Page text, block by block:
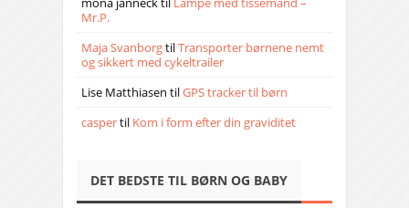
Mr.P.
Maja SvanborgtilTransporter børnene nemt
og sikkert med cykeltrailer
Lise Matthiasen tilGPS tracker til børn
caspertil Kom i form efter din graviditet
DET BEDSTE TIL BØRN OG BABY